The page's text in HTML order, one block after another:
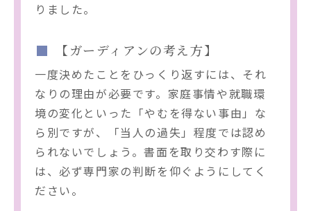
りました。
【ガーディアンの考え方】
一度決めたことをひっくり返すには、それ
なりの理由が必要です。家庭事情や就職環
境の変化といった「やむを得ない事由」な
ら別ですが、「当人の過失」程度では認め
られないでしょう。書面を取り交わす際に
は、必ず専門家の判断を仰ぐようにしてく
ださい。